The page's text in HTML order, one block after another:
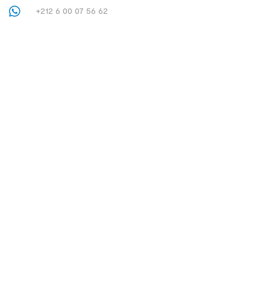
+212 6 00 07 56 62